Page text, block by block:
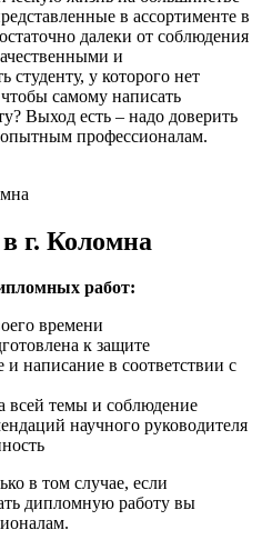
в ассортименте в
далеки от соблюдения
и
у которого нет
самому написать
Выход есть – надо доверить
профессионалам.
г. Коломна
работ:
времени
к защите
написание в соответствии с
всей темы и соблюдение
научного руководителя
в том случае, если
дипломную работу вы